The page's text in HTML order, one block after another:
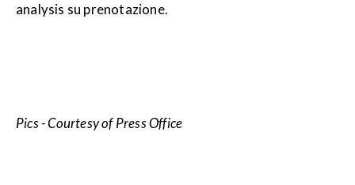
analysis su prenotazione.
Pics - Courtesy of Press Office